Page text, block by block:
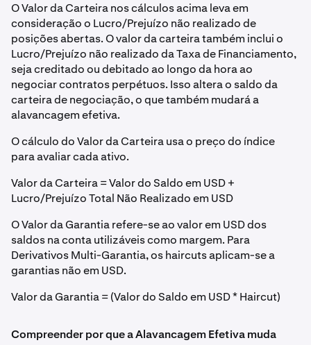
O Valor da Carteira nos cálculos acima leva em
consideração o Lucro/Prejuízo não realizado de
posições abertas. O valor da carteira também inclui o
Lucro/Prejuízo não realizado da Taxa de Financiamento,
seja creditado ou debitado ao longo da hora ao
negociar contratos perpétuos. Isso altera o saldo da
carteira de negociação, o que também mudará a
alavancagem efetiva.
O cálculo do Valor da Carteira usa o preço do índice
para avaliar cada ativo.
Valor da Carteira = Valor do Saldo em USD +
Lucro/Prejuízo Total Não Realizado em USD
O Valor da Garantia refere-se ao valor em USD dos
saldos na conta utilizáveis como margem. Para
Derivativos Multi-Garantia, os haircuts aplicam-se a
garantias não em USD.
Valor da Garantia = (Valor do Saldo em USD * Haircut)
Compreender por que a Alavancagem Efetiva muda